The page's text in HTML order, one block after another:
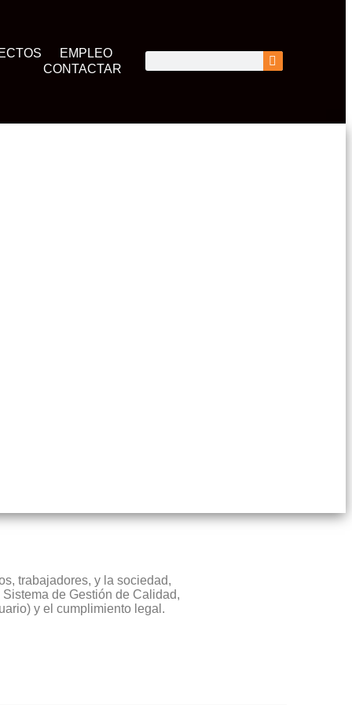
EMPLEO
CONTACTAR
trabajadores, y la sociedad,
de Gestión de Calidad,
y el cumplimiento legal.